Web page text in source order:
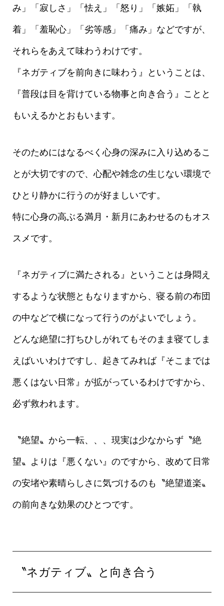
み」「寂しさ」「怯え」「怒り」「嫉妬」「執
着」「羞恥心」「劣等感」「痛み」などですが、
それらをあえて味わうわけです。
『ネガティブを前向きに味わう』ということは、
『普段は目を背けている物事と向き合う』ことと
もいえるかとおもいます。
そのためにはなるべく心身の深みに入り込めるこ
とが大切ですので、心配や雑念の生じない環境で
ひとり静かに行うのが好ましいです。
特に心身の高ぶる満月・新月にあわせるのもオス
スメです。
『ネガティブに満たされる』ということは身悶え
するような状態ともなりますから、寝る前の布団
の中などで横になって行うのがよいでしょう。
どんな絶望に打ちひしがれてもそのまま寝てしま
えばいいわけですし、起きてみれば『そこまでは
悪くはない日常』が拡がっているわけですから、
必ず救われます。
〝絶望〟から一転、、、現実は少なからず〝絶
望〟よりは『悪くない』のですから、改めて日常
の安堵や素晴らしさに気づけるのも〝絶望道楽〟
の前向きな効果のひとつです。
〝ネガティブ〟と向き合う